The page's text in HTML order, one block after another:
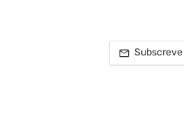
Subscreve